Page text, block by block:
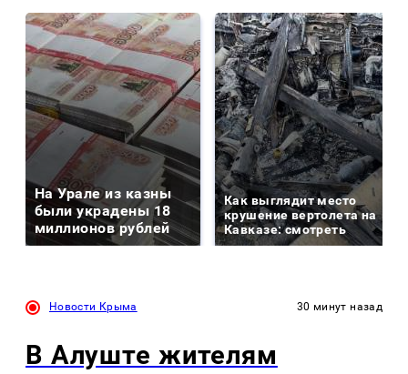
На Урале из казны
были украдены 18
миллионов рублей
Как выглядит место
крушение вертолета на
Кавказе: смотреть
Новости Крыма 30 минут назад
В Алуште жителям